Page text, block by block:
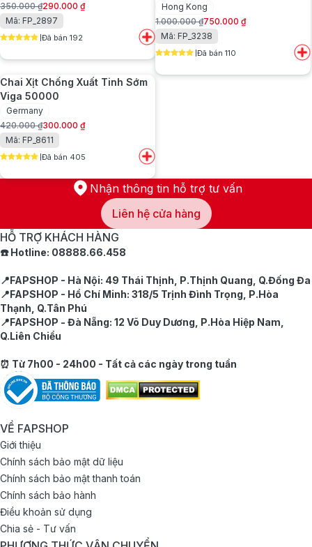
350.000₫
Giá
gốc
là:
350.000 ₫.
290.000 ₫
Giá
hiện
tại
là:
Mã: FP_2897
Đã bán 192
Hong Kong
1.000.000₫
Giá
gốc
là:
1.000.000 ₫.
750.000 ₫
Giá
hiện
tại
là:
Mã: FP_3238
Đã bán 110
Chai Xịt Chống Xuất Tinh Sớm
Viga 50000
Germany
420.000₫
Giá
gốc
là:
420.000 ₫.
300.000 ₫
Giá
hiện
tại
là:
Mã: FP_8611
Đã bán 405
Nhận thông tin hỗ trợ tư vấn
Liên hệ cửa hàng
HỖ TRỢ KHÁCH HÀNG
☎️ Hotline: 08888.66.458
📍FAPSHOP - Hà Nội: 49 Thái Thịnh, P.Thịnh Quang, Q.Đống Đa
📍FAPSHOP - Hồ Chí Minh: 318/5 Trịnh Đình Trọng, P.Hòa
Thạnh, Q.Tân Phú
📍FAPSHOP - Đà Nẵng: 12 Võ Duy Dương, P.Hòa Hiệp Nam,
Q.Liên Chiểu
⏰ Từ 7h00 - 24h00 - Tất cả các ngày trong tuần
VỀ FAPSHOP
Giới thiệu
Chính sách bảo mật dữ liệu
Chính sách bảo mật thanh toán
Chính sách bảo hành
Điều khoản sử dụng
Chia sẻ - Tư vấn